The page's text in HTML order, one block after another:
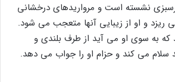
نشسته است و مرواریدهای درخشانی
ریزد و او از زیبایی آنها متعجب می شود.
به سوی او می آید از طرف بلندی و
سلام می کند و حزام او را جواب می دهد.